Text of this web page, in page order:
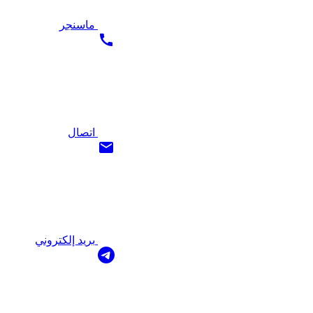
ماسنجر
اتصال
بريد إلكتروني